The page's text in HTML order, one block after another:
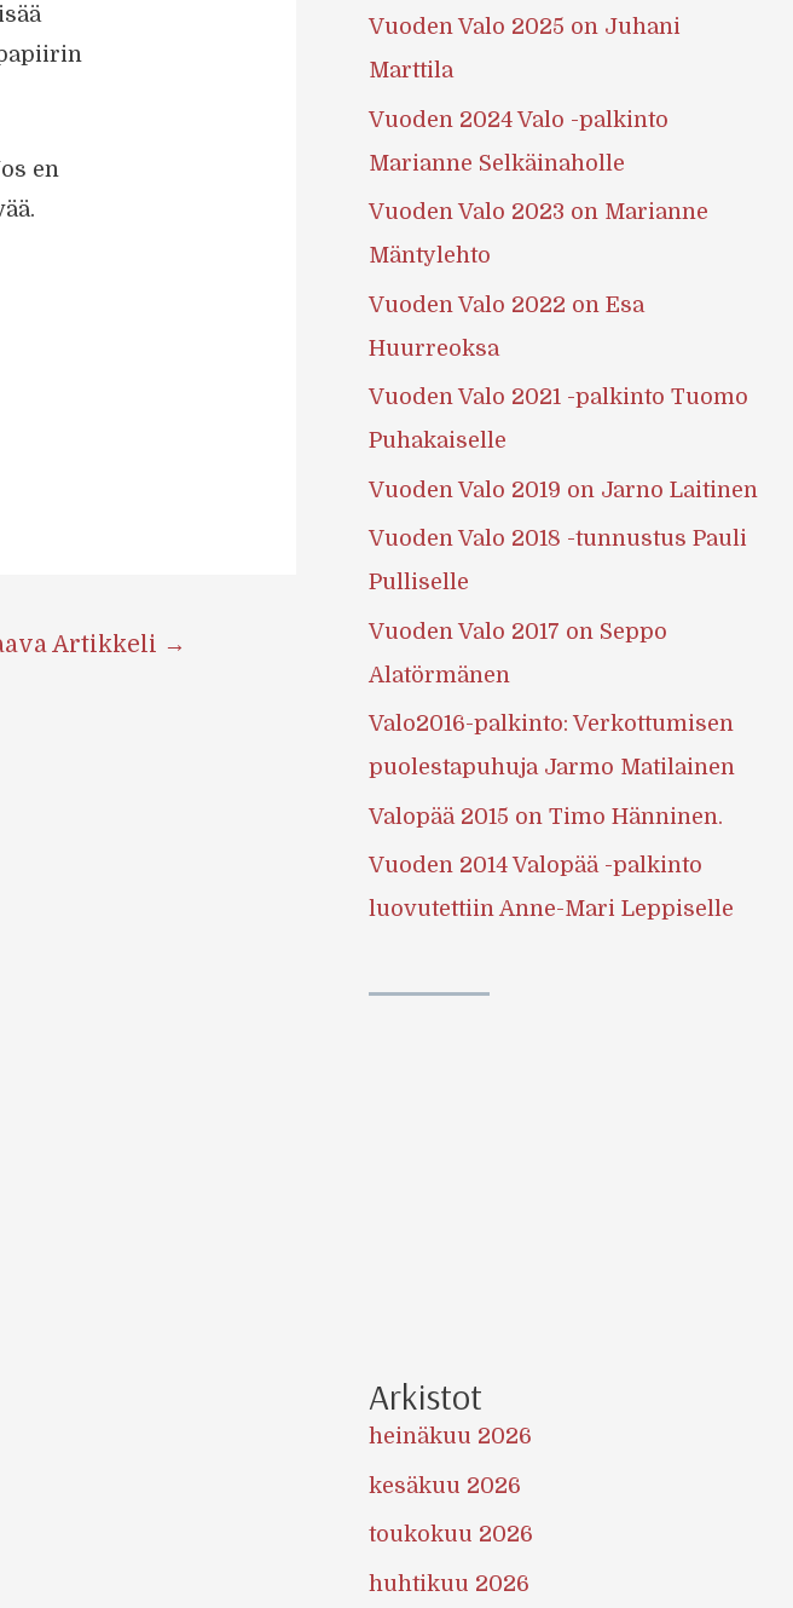
en
Artikkeli →
Vuoden Valo 2025 on Juhani
Marttila
Vuoden 2024 Valo -palkinto
Marianne Selkäinaholle
Vuoden Valo 2023 on Marianne
Mäntylehto
Vuoden Valo 2022 on Esa
Huurreoksa
Vuoden Valo 2021 -palkinto Tuomo
Puhakaiselle
Vuoden Valo 2019 on Jarno Laitinen
Vuoden Valo 2018 -tunnustus Pauli
Pulliselle
Vuoden Valo 2017 on Seppo
Alatörmänen
Valo2016-palkinto: Verkottumisen
puolestapuhuja Jarmo Matilainen
Valopää 2015 on Timo Hänninen.
Vuoden 2014 Valopää -palkinto
luovutettiin Anne-Mari Leppiselle
Arkistot
heinäkuu 2026
kesäkuu 2026
toukokuu 2026
huhtikuu 2026